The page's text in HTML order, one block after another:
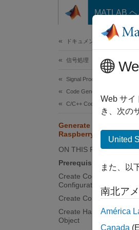
コンテンツへスキップ
MATLAB
ドキュメンテーションのホー
信号処理
Signal Processing Toolbox
Code Generation and GPU
C/C++ Code Generation
Generate Optimized
Raspberry Pi Target
ON THIS PAGE
Prerequisites
Create Code Generation
Configuration Object
Create Connection to
Create Hardware Board
Object
Web サイ
き、次の
United
また、以
南北ア
América
Canada